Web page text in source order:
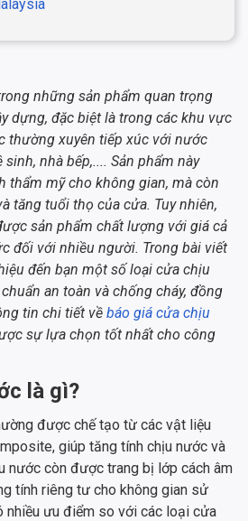
những sản phẩm quan trọng
dựng, đặc biệt là trong các khu vực
thường xuyên tiếp xúc với nước
nhà bếp,.... Sản phẩm này
thẩm mỹ cho không gian, mà còn
tăng tuổi thọ của cửa. Tuy nhiên,
sản phẩm chất lượng với giá cả
đối với nhiều người. Trong bài viết
đến bạn một số loại cửa chịu
an toàn và chống cháy, đồng
tin chi tiết về báo giá cửa chịu
sự lựa chọn tốt nhất cho công
là gì?
được chế tạo từ các vật liệu
giúp tăng tính chịu nước và
nước còn được trang bị lớp cách âm
tính riêng tư cho không gian sử
nhiều ưu điểm so với các loại cửa